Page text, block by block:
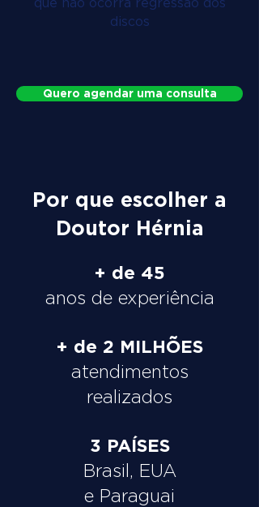
discos
Quero agendar uma consulta
Por que escolher a
Doutor Hérnia
+ de 45
anos de experiência
+ de 2 MILHÕES
atendimentos
realizados
3 PAÍSES
Brasil, EUA
e Paraguai